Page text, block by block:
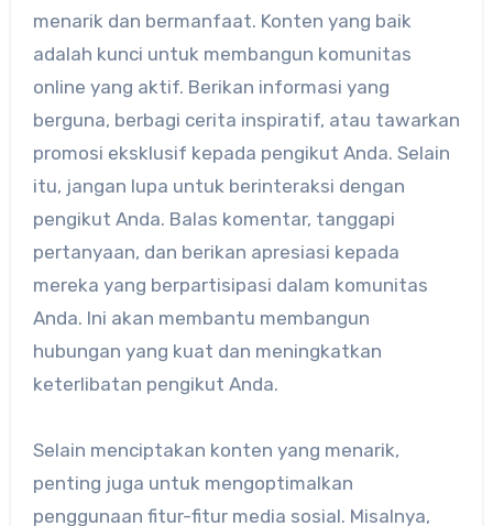
menarik dan bermanfaat. Konten yang baik
adalah kunci untuk membangun komunitas
online yang aktif. Berikan informasi yang
berguna, berbagi cerita inspiratif, atau tawarkan
promosi eksklusif kepada pengikut Anda. Selain
itu, jangan lupa untuk berinteraksi dengan
pengikut Anda. Balas komentar, tanggapi
pertanyaan, dan berikan apresiasi kepada
mereka yang berpartisipasi dalam komunitas
Anda. Ini akan membantu membangun
hubungan yang kuat dan meningkatkan
keterlibatan pengikut Anda.
Selain menciptakan konten yang menarik,
penting juga untuk mengoptimalkan
penggunaan fitur-fitur media sosial. Misalnya,